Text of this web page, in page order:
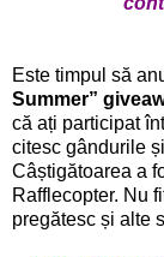
Este timpul să
Summer”
că ați participat
citesc gândurile
Câștigătoarea a
Rafflecopter. Nu
pregătesc și alte